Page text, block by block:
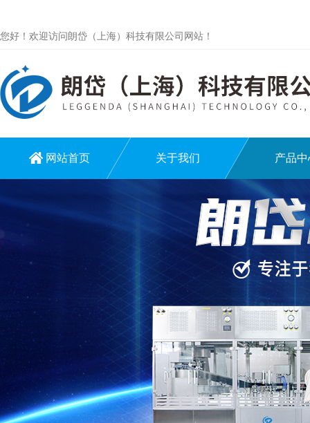
您好！欢迎访问朗岱（上海）科技有限公司网站！
网站首页 关于我们 产品中